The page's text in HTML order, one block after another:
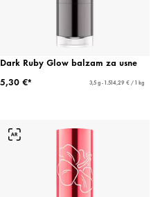
Dark Ruby Glow balzam za usne
5,30 €*
3,5 g - 1.514,29 € / 1 kg